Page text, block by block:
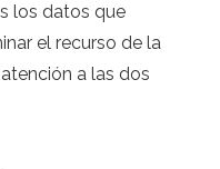
los datos que
el recurso de la
a las dos